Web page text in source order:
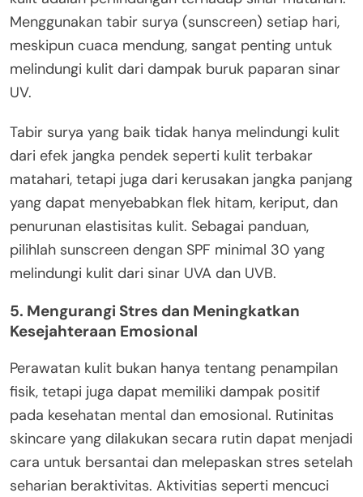
Menggunakan tabir surya (sunscreen) setiap hari,
meskipun cuaca mendung, sangat penting untuk
melindungi kulit dari dampak buruk paparan sinar
UV.
Tabir surya yang baik tidak hanya melindungi kulit
dari efek jangka pendek seperti kulit terbakar
matahari, tetapi juga dari kerusakan jangka panjang
yang dapat menyebabkan flek hitam, keriput, dan
penurunan elastisitas kulit. Sebagai panduan,
pilihlah sunscreen dengan SPF minimal 30 yang
melindungi kulit dari sinar UVA dan UVB.
5. Mengurangi Stres dan Meningkatkan
Kesejahteraan Emosional
Perawatan kulit bukan hanya tentang penampilan
fisik, tetapi juga dapat memiliki dampak positif
pada kesehatan mental dan emosional. Rutinitas
skincare yang dilakukan secara rutin dapat menjadi
cara untuk bersantai dan melepaskan stres setelah
seharian beraktivitas. Aktivitias seperti mencuci